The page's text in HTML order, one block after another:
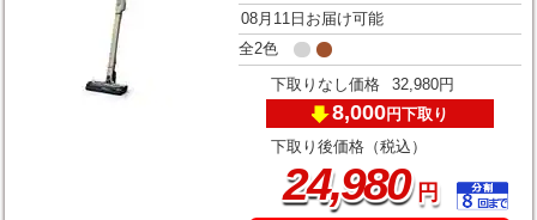
08月11日お届け可能
全2色
下取りなし価格 32,980円
8,000円下取り
下取り後価格（税込）
24,980円